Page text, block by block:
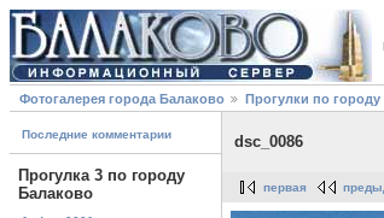
Фотогалерея города Балаково Прогулки по
Последние комментарии
Прогулка 3 по городу
Балаково
dsc_0086
первая